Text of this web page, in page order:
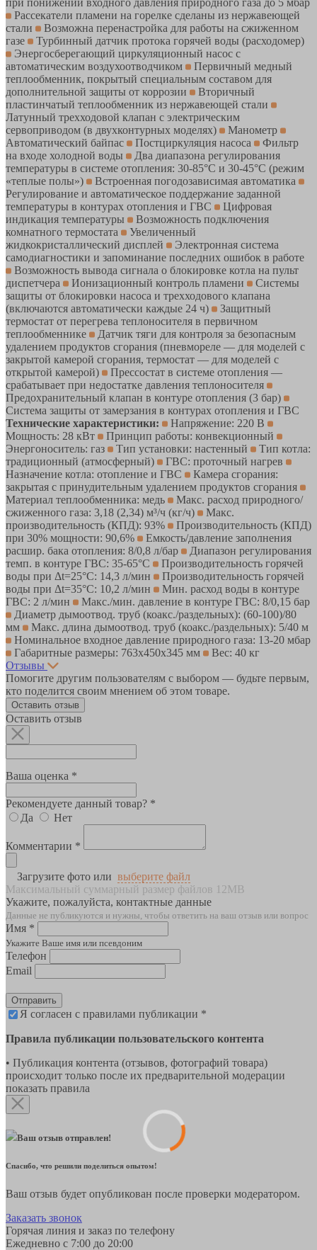
Рассекатели пламени на горелке сделаны из нержавеющей
стали
Возможна перенастройка для работы на сжиженном
газе
Турбинный датчик протока горячей воды (расходомер)
Энергосберегающий циркуляционный насос с
автоматическим воздухоотводчиком
Первичный медный
теплообменник, покрытый специальным составом для
дополнительной защиты от коррозии
Вторичный
пластинчатый теплообменник из нержавеющей стали
Латунный трехходовой клапан с электрическим
сервоприводом (в двухконтурных моделях)
Манометр
Автоматический байпас
Постциркуляция насоса
Фильтр
на входе холодной воды
Два диапазона регулирования
температуры в системе отопления: 30-85°С и 30-45°С (режим
«теплые полы»)
Встроенная погодозависимая автоматика
Регулирование и автоматическое поддержание заданной
температуры в контурах отопления и ГВС
Цифровая
индикация температуры
Возможность подключения
комнатного термостата
Увеличенный
жидкокристаллический дисплей
Электронная система
самодиагностики и запоминание последних ошибок в работе
Возможность вывода сигнала о блокировке котла на пульт
диспетчера
Ионизационный контроль пламени
Системы
защиты от блокировки насоса и трехходового клапана
(включаются автоматически каждые 24 ч)
Защитный
термостат от перегрева теплоносителя в первичном
теплообменнике
Датчик тяги для контроля за безопасным
удалением продуктов сгорания (пневмореле — для моделей с
закрытой камерой сгорания, термостат — для моделей с
открытой камерой)
Прессостат в системе отопления —
срабатывает при недостатке давления теплоносителя
Предохранительный клапан в контуре отопления (3 бар)
Система защиты от замерзания в контурах отопления и ГВС
Технические характеристики:
Напряжение: 220 В
Мощность: 28 кВт
Принцип работы: конвекционный
Энергоноситель: газ
Тип установки: настенный
Тип котла:
традиционный (атмосферный)
ГВС: проточный нагрев
Назначение котла: отопление и ГВС
Камера сгорания:
закрытая с принудительным удалением продуктов сгорания
Материал теплообменника: медь
Макс. расход природного/
сжиженного газа: 3,18 (2,34) м³/ч (кг/ч)
Макс.
производительность (КПД): 93%
Производительность (КПД)
при 30% мощности: 90,6%
Емкость/давление заполнения
расшир. бака отопления: 8/0,8 л/бар
Диапазон регулирования
темп. в контуре ГВС: 35-65°С
Производительность горячей
воды при Δt=25°С: 14,3 л/мин
Производительность горячей
воды при Δt=35°С: 10,2 л/мин
Мин. расход воды в контуре
ГВС: 2 л/мин
Макс./мин. давление в контуре ГВС: 8/0,15 бар
Диаметр дымоотвод. труб (коакс./раздельных): (60-100)/80
мм
Макс. длина дымоотвод. труб (коакс./раздельных): 5/40 м
Номинальное входное давление природного газа: 13-20 мбар
Габаритные размеры: 763х450х345 мм
Вес: 40 кг
Отзывы
Помогите другим пользователям с выбором — будьте первым,
кто поделится своим мнением об этом товаре.
Оставить отзыв
Оставить отзыв
Ваша оценка *
Рекомендуете данный товар? *
Да
Нет
Комментарии *
Загрузите фото или выберите файл
Максимальный суммарный размер файлов 12MB
Укажите, пожалуйста, контактные данные
Данные не публикуются и нужны, чтобы ответить на ваш отзыв или вопрос
Имя *
Укажите Ваше имя или псевдоним
Телефон
Email
Отправить
Я согласен с правилами публикации *
Правила публикации пользовательского контента
• Публикация контента (отзывов, фотографий товара)
происходит только после их предварительной модерации
показать правила
Ваш отзыв отправлен!
Спасибо, что решили поделиться опытом!
Ваш отзыв будет опубликован после проверки модератором.
Заказать звонок
Горячая линия и заказ по телефону
Ежедневно с 7:00 до 20:00